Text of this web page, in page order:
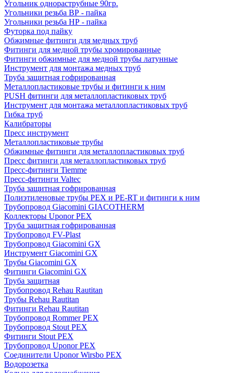
Угольник однораструбные 90гр.
Угольники резьба ВР - пайка
Угольники резьба НР - пайка
Футорка под пайку
Обжимные фитинги для медных труб
Фитинги для медной трубы хромированные
Фитинги обжимные для медной трубы латунные
Инструмент для монтажа медных труб
Труба защитная гофрированная
Металлопластиковые трубы и фитинги к ним
PUSH фитинги для металлопластиковых труб
Инструмент для монтажа металлопластиковых труб
Гибка труб
Калибраторы
Пресс инструмент
Металлопластиковые трубы
Обжимные фитинги для металлопластиковых труб
Пресс фитинги для металлопластиковых труб
Пресс-фитинги Tiemme
Пресс-фитинги Valtec
Труба защитная гофрированная
Полиэтиленовые трубы PEX и PE-RT и фитинги к ним
Трубопровод Giacomini GIACOTHERM
Коллекторы Uponor PEX
Труба защитная гофрированная
Трубопровод FV-Plast
Трубопровод Giacomini GX
Инструмент Giacomini GX
Трубы Giacomini GX
Фитинги Giacomini GX
Труба защитная
Трубопровод Rehau Rautitan
Трубы Rehau Rautitan
Фитинги Rehau Rautitan
Трубопровод Rommer PEX
Трубопровод Stout PEX
Фитинги Stout PEX
Трубопровод Uponor PEX
Соединители Uponor Wirsbo PEX
Водорозетка